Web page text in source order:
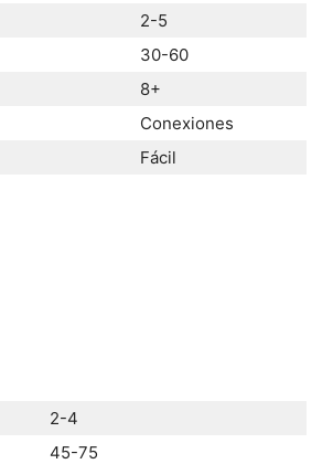
2-5
30-60
8+
Conexiones
Fácil
2-4
45-75